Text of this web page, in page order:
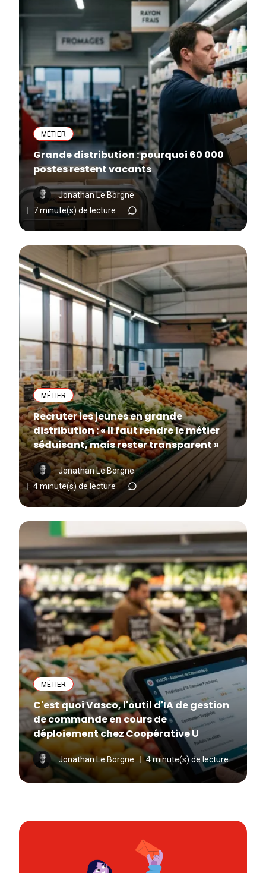
MÉTIER
Grande distribution : pourquoi 60 000
postes restent vacants
Jonathan Le Borgne
7 minute(s) de lecture
MÉTIER
Recruter les jeunes en grande
distribution : « Il faut rendre le métier
séduisant, mais rester transparent »
Jonathan Le Borgne
4 minute(s) de lecture
MÉTIER
C'est quoi Vasco, l'outil d'IA de gestion
de commande en cours de
déploiement chez Coopérative U
Jonathan Le Borgne 4 minute(s) de lecture